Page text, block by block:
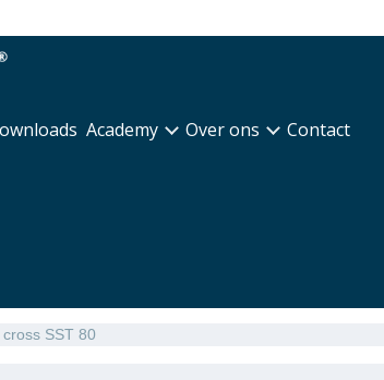
Academy Over ons Contact
SST 80